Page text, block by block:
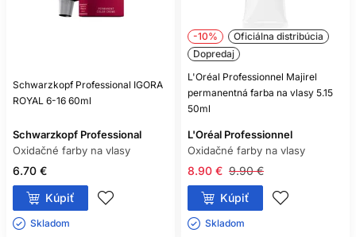
Schwarzkopf Professional IGORA
ROYAL 6-16 60ml
Schwarzkopf Professional
Oxidačné farby na vlasy
6.70 €
Kúpiť
Skladom ㅤ
-10%
Oficiálna distribúcia
Dopredaj
L'Oréal Professionnel Majirel
permanentná farba na vlasy 5.15
50ml
L'Oréal Professionnel
Oxidačné farby na vlasy
9.90 €
8.90 €
Kúpiť
Skladom ㅤ